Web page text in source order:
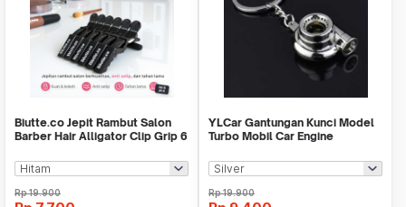
Biutte.co Jepit Rambut Salon
Barber Hair Alligator Clip Grip 6
Rp19.900
YLCar Gantungan Kunci Model
Turbo Mobil Car Engine
Rp19.900